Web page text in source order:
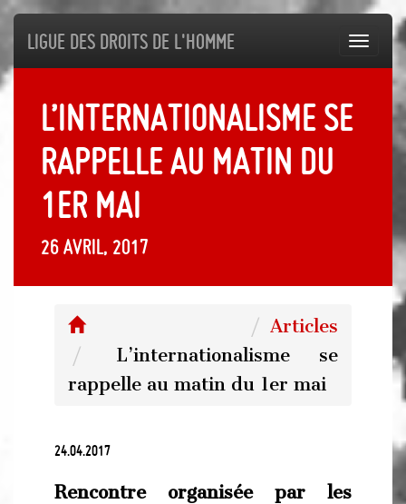
Ligue des droits de l'Homme
L’internationalisme se
rappelle au matin du
1er mai
26 avril, 2017
Articles
L’internationalisme se
rappelle au matin du 1er mai
24.04.2017
Rencontre organisée par les